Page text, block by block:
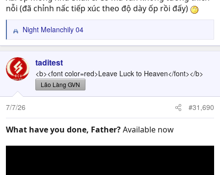
nỗi (đã chỉnh nấc tiếp xúc theo độ dày ốp rồi đấy)
R
e
c
t
i
n
s
:
Night Melanchily 04
taditest
<b><font color=red>Leave Luck to Heaven</font></b>
Lão Làng GVN
7/7/26 #31,690
What have you done, Father?Available now